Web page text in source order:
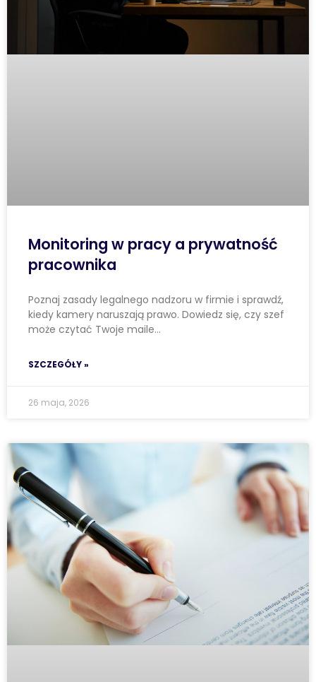
Monitoring w pracy a prywatność
pracownika
Poznaj zasady legalnego nadzoru w firmie i sprawdź,
kiedy kamery naruszają prawo. Dowiedz się, czy szef
może czytać Twoje maile…
SZCZEGÓŁY »
26 maja, 2026